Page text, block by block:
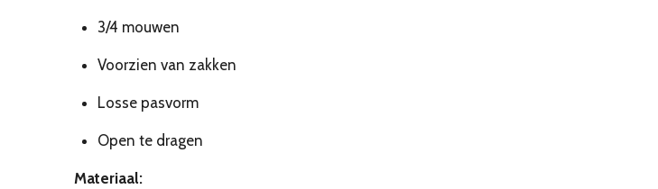
3/4 mouwen
Voorzien van zakken
Losse pasvorm
Open te dragen
Materiaal: